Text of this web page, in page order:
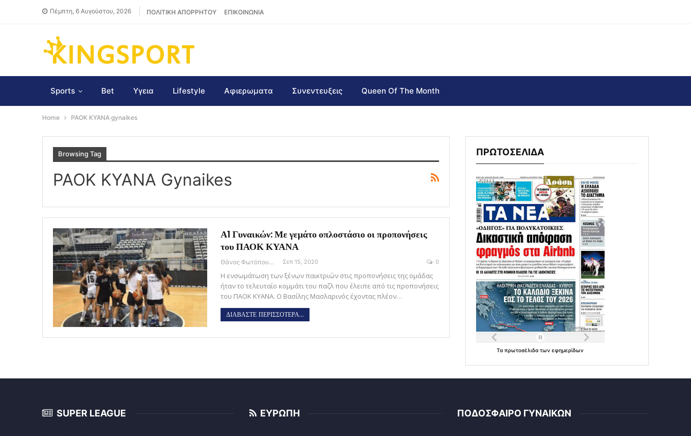
Πέμπτη, 6 Αυγούστου, 2026 ΠΟΛΙΤΙΚΗ ΑΠΟΡΡΗΤΟΥ ΕΠΙΚΟΙΝΩΝΙΑ
Sports Bet Υγεια Lifestyle Αφιερωματα Συνεντευξεις Queen Of The Month
Home PAOK KYANA gynaikes
Browsing Tag
PAOK KYANA Gynaikes
Α1 Γυναικών: Με γεμάτο οπλοστάσιο οι προπονήσεις
του ΠΑΟΚ ΚΥΑΝΑ
Θάνος Φωτόπουλος Σεπ 15, 2020 0
Η ενσωμάτωση των ξένων παικτριών στις προπονήσεις της ομάδας
ήταν το τελευταίο κομμάτι του παζλ που έλειπε από τις προπονήσεις
του ΠΑΟΚ ΚΥΑΝΑ. Ο Βασίλης Μασλαρινός έχοντας πλέον…
ΔΙΑΒΑΣΤΕ ΠΕΡΙΣΣΟΤΕΡΑ...
ΠΡΩΤΟΣΕΛΙΔΑ
Ταπρωτοσέλιδατωνεφημερίδων
SUPER LEAGUE ΕΥΡΩΠΗ ΠΟΔΟΣΦΑΙΡΟ ΓΥΝΑΙΚΩΝ